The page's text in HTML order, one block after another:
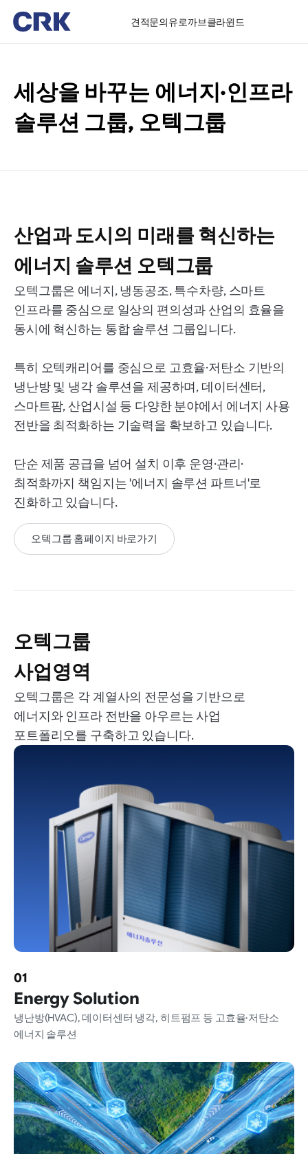
견적문의유로까브클라윈드
세상을 바꾸는 에너지·인프라
솔루션 그룹, 오텍그룹
산업과 도시의 미래를 혁신하는
에너지 솔루션 오텍그룹
오텍그룹은 에너지, 냉동공조, 특수차량, 스마트
인프라를 중심으로 일상의 편의성과 산업의 효율을
동시에 혁신하는 통합 솔루션 그룹입니다.
특히 오텍캐리어를 중심으로 고효율·저탄소 기반의
냉난방 및 냉각 솔루션을 제공하며, 데이터센터,
스마트팜, 산업시설 등 다양한 분야에서 에너지 사용
전반을 최적화하는 기술력을 확보하고 있습니다.
단순 제품 공급을 넘어 설치 이후 운영·관리·
최적화까지 책임지는 '에너지 솔루션 파트너'로
진화하고 있습니다.
오텍그룹 홈페이지 바로가기
오텍그룹
사업영역
오텍그룹은 각 계열사의 전문성을 기반으로
에너지와 인프라 전반을 아우르는 사업
포트폴리오를 구축하고 있습니다.
01
EnergySolution
냉난방(HVAC), 데이터센터 냉각, 히트펌프 등 고효율·저탄소
에너지 솔루션